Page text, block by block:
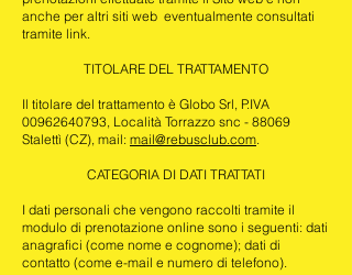
anche per altri siti web eventualmente consultati
tramite link.
TITOLARE DEL TRATTAMENTO
Il titolare del trattamento è Globo Srl, P.IVA
00962640793, Località Torrazzo snc - 88069
Stalettì (CZ), mail: mail@rebusclub.com.
CATEGORIA DI DATI TRATTATI
I dati personali che vengono raccolti tramite il
modulo di prenotazione online sono i seguenti: dati
anagrafici (come nome e cognome); dati di
contatto (come e-mail e numero di telefono).